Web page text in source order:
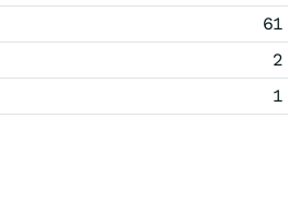
61
2
1